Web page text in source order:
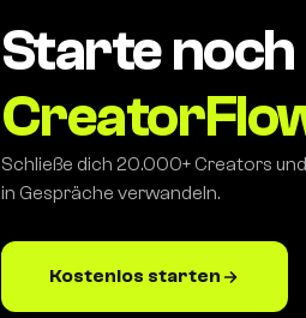
Starte
Schließe dich 20.000+ Creators
in Gespräche verwandeln.
Kostenlos starten